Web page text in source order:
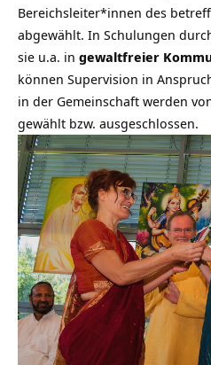
Bereichsleiter*innen des
abgewählt. In Schulungen
sie u.a. in gewaltfreier
können Supervision in
in der Gemeinschaft werden
gewählt bzw. ausgeschlossen.